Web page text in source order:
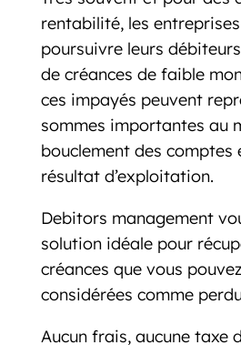
rentabilité, les
poursuivre leurs
de créances de faible
ces impayés peuvent
sommes importantes au
bouclement des
résultat d’exploitation.
Debitors management
solution idéale pour
créances que vous
considérées comme
Aucun frais, aucune taxe